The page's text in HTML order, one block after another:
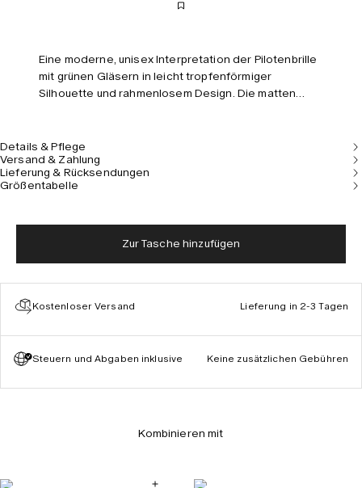
Eine moderne, unisex Interpretation der Pilotenbrille
mit grünen Gläsern in leicht tropfenförmiger
Silhouette und rahmenlosem Design. Die matten
Details & Pflege
Versand & Zahlung
Lieferung & Rücksendungen
Größentabelle
Zur Tasche hinzufügen
Kostenloser Versand Lieferung in 2-3 Tagen
Steuern und Abgaben inklusive Keine zusätzlichen Gebühren
Kombinieren mit